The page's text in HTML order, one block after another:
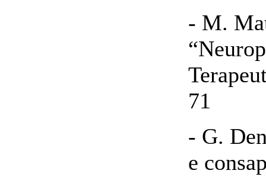
- M.
71
- G.
e